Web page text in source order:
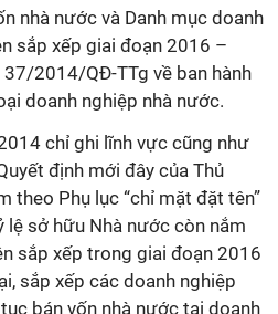
nhà nước và Danh mục doanh
sắp xếp giai đoạn 2016 –
2014/QĐ-TTg về ban hành
doanh nghiệp nhà nước.
chỉ ghi lĩnh vực cũng như
định mới đây của Thủ
theo Phụ lục “chỉ mặt đặt tên”
lệ sở hữu Nhà nước còn nắm
sắp xếp trong giai đoạn 2016
sắp xếp các doanh nghiệp
bán vốn nhà nước tại doanh